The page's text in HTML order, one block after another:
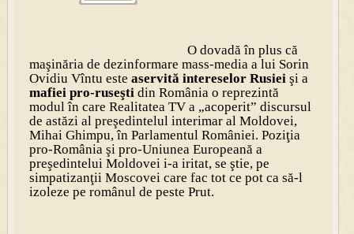
O dovadă în plus că
maşinăria de dezinformare mass-media a lui Sorin
Ovidiu Vîntu este aservită intereselor Rusiei şi a
mafiei pro-ruseştidin România o reprezintă
modul în care Realitatea TV a „acoperit” discursul
de astăzi al preşedintelul interimar al Moldovei,
Mihai Ghimpu, în Parlamentul României. Poziţia
pro-România şi pro-Uniunea Europeană a
preşedintelui Moldovei i-a iritat, se ştie, pe
simpatizanţii Moscovei care fac tot ce pot ca să-l
izoleze pe românul de peste Prut.